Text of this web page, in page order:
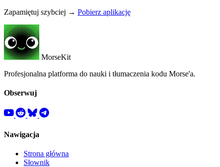
Zapamiętuj szybciej → Pobierz aplikację
MorseKit
Profesjonalna platforma do nauki i tłumaczenia kodu Morse'a.
Obserwuj
Nawigacja
Strona główna
Słownik